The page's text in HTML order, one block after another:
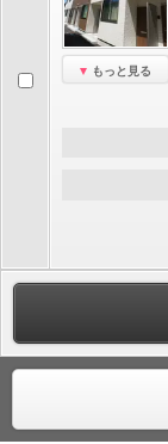
もっと見る